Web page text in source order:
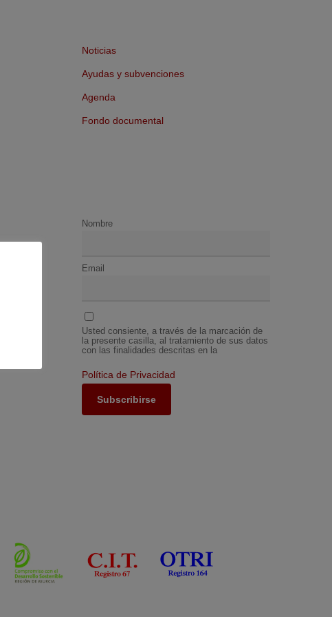
Noticias
Ayudas y subvenciones
Agenda
Fondo documental
Nombre
Email
Usted consiente, a través de la marcación de
la presente casilla, al tratamiento de sus datos
con las finalidades descritas en la
Política de Privacidad